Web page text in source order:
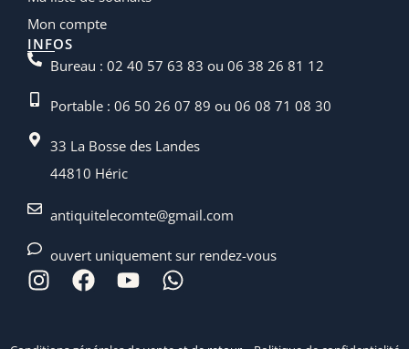
Mon compte
INFOS
Bureau : 02 40 57 63 83 ou 06 38 26 81 12
Portable : 06 50 26 07 89 ou 06 08 71 08 30
33 La Bosse des Landes
44810 Héric
antiquitelecomte@gmail.com
ouvert uniquement sur rendez-vous